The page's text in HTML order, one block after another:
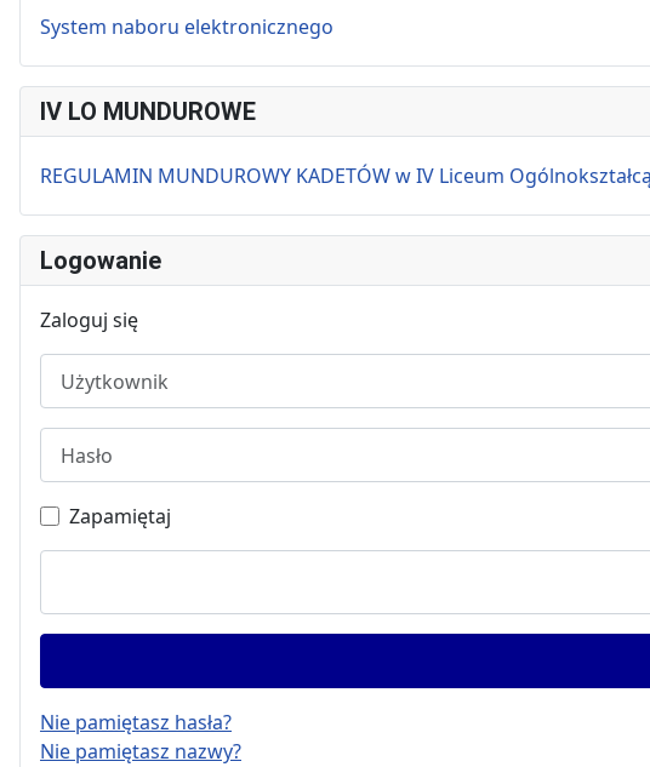
System naboru elektronicznego
IV LO MUNDUROWE
REGULAMIN MUNDUROWY KADETÓW w IV Liceum
Logowanie
Zaloguj się
Zapamiętaj
Nie pamiętasz hasła?
Nie pamiętasz nazwy?